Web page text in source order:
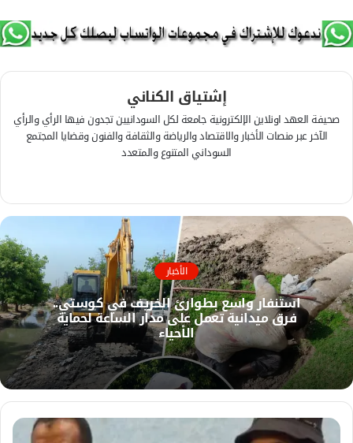
إشتياق الكناني
صحيفة العهد اونلاين الإلكترونية جامعة لكل السودانيين تجدون فيها الرأي والرأي
الآخر عبر منصات الأخبار والاقتصاد والرياضة والثقافة والفنون وقضايا المجتمع
السوداني المتنوع والمتعدد
م
و
ق
ع
ا
ل
و
ي
ب
س
و
ك الأخبار
استنفار واسع بطوارئ الخريف في كوستي..
فرق ميدانية تعمل على مدار الساعة لحماية
الأحياء